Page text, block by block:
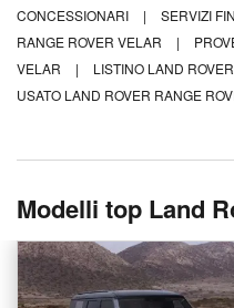
CONCESSIONARI
| SERVIZI
RANGE ROVER VELAR
|
VELAR
| LISTINO LAND
USATO LAND ROVER RANGE
Modelli top Land